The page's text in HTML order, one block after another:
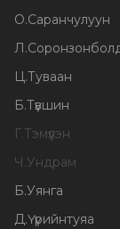
О.Саранчулуун
Л.
Ц.Туваан
Б.Түвшин
Г.Тэмүүлэн
Ч.Ундрам
Б.Уянга
Д.Үүрийнтуяа